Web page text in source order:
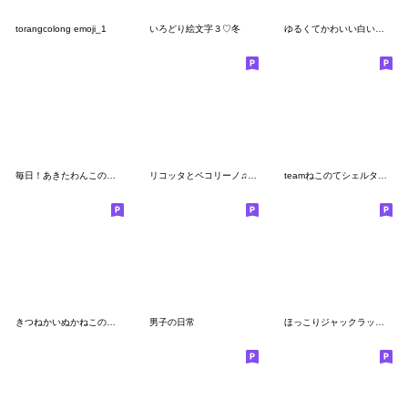
torangcolong emoji_1 いろどり絵文字３♡冬 ゆるくてかわいい白い犬の絵文字
きつねかいぬかねこの絵文字2 男子の日常 ほっこりジャックラッセル 絵文字１